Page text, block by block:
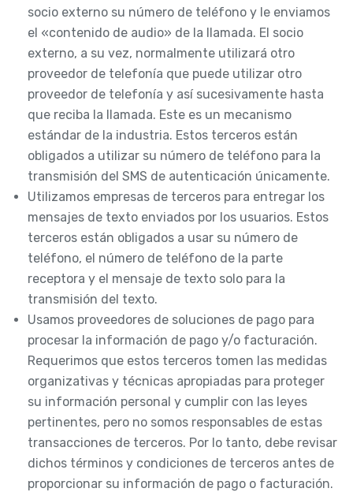
socio externo su número de teléfono y le enviamos
el «contenido de audio» de la llamada. El socio
externo, a su vez, normalmente utilizará otro
proveedor de telefonía que puede utilizar otro
proveedor de telefonía y así sucesivamente hasta
que reciba la llamada. Este es un mecanismo
estándar de la industria. Estos terceros están
obligados a utilizar su número de teléfono para la
transmisión del SMS de autenticación únicamente.
Utilizamos empresas de terceros para entregar los
mensajes de texto enviados por los usuarios. Estos
terceros están obligados a usar su número de
teléfono, el número de teléfono de la parte
receptora y el mensaje de texto solo para la
transmisión del texto.
Usamos proveedores de soluciones de pago para
procesar la información de pago y/o facturación.
Requerimos que estos terceros tomen las medidas
organizativas y técnicas apropiadas para proteger
su información personal y cumplir con las leyes
pertinentes, pero no somos responsables de estas
transacciones de terceros. Por lo tanto, debe revisar
dichos términos y condiciones de terceros antes de
proporcionar su información de pago o facturación.